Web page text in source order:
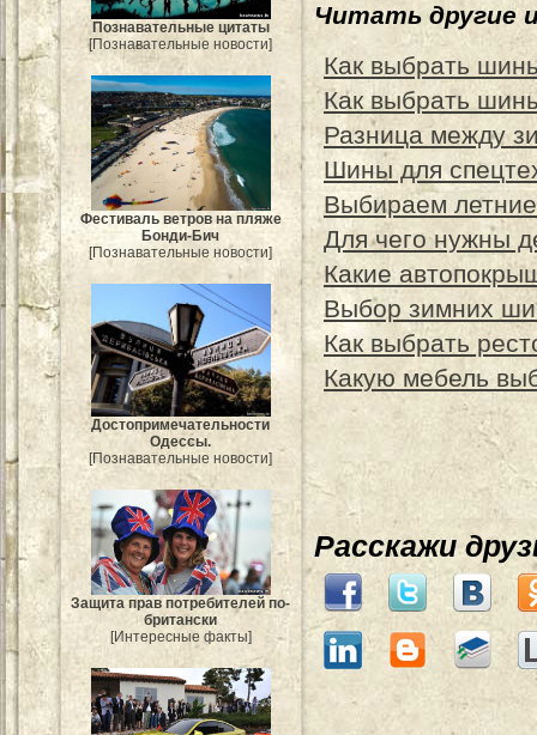
Познавательные цитаты
[Познавательные новости]
Фестиваль ветров на пляже
Бонди-Бич
[Познавательные новости]
Достопримечательности
Одессы.
[Познавательные новости]
Защита прав потребителей по-
британски
[Интересные факты]
Читать другие
Как выбрать
Как выбрать
Разница между
Шины для
Выбираем
Для чего нужны
Какие
Выбор зимних
Как выбрать
Какую мебель
Расскажи